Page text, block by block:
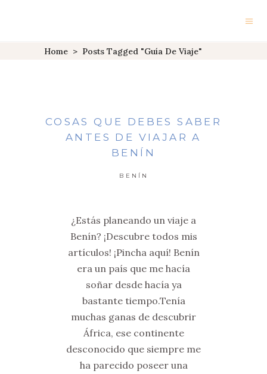
Home > Posts Tagged "guía De Viaje"
COSAS QUE DEBES SABER
ANTES DE VIAJAR A
BENÍN
BENÍN
¿Estás planeando un viaje a
Benín? ¡Descubre todos mis
artículos! ¡Pincha aquí! Benín
era un país que me hacía
soñar desde hacía ya
bastante tiempo.Tenía
muchas ganas de descubrir
África, ese continente
desconocido que siempre me
ha parecido poseer una